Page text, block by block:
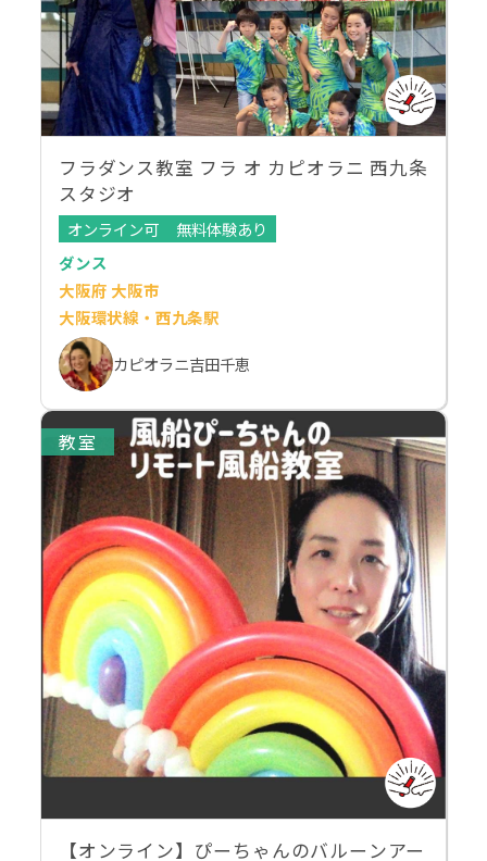
フラダンス教室 フラ オ カピオラニ 西九条
スタジオ
オンライン可
無料体験あり
ダンス
大阪府 大阪市
大阪環状線・西九条駅
カピオラニ吉田千恵
教室
【オンライン】ぴーちゃんのバルーンアー